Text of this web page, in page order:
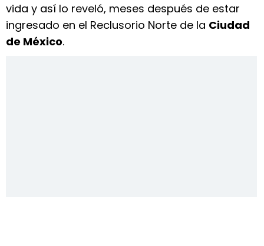
vida y así lo reveló, meses después de estar
ingresado en el Reclusorio Norte de la Ciudad
de México.